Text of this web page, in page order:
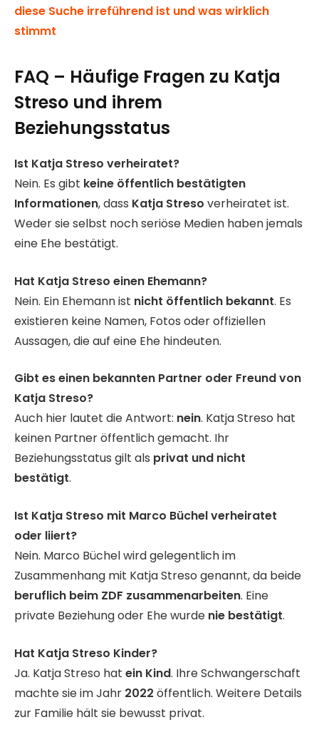
diese Suche irreführend ist und was wirklich
stimmt
FAQ – Häufige Fragen zu Katja
Streso und ihrem
Beziehungsstatus
Ist Katja Streso verheiratet?
Nein. Es gibt keine öffentlich bestätigten
Informationen, dass Katja Streso verheiratet ist.
Weder sie selbst noch seriöse Medien haben jemals
eine Ehe bestätigt.
Hat Katja Streso einen Ehemann?
Nein. Ein Ehemann ist nicht öffentlich bekannt. Es
existieren keine Namen, Fotos oder offiziellen
Aussagen, die auf eine Ehe hindeuten.
Gibt es einen bekannten Partner oder Freund von
Katja Streso?
Auch hier lautet die Antwort: nein. Katja Streso hat
keinen Partner öffentlich gemacht. Ihr
Beziehungsstatus gilt als privat und nicht
bestätigt.
Ist Katja Streso mit Marco Büchel verheiratet
oder liiert?
Nein. Marco Büchel wird gelegentlich im
Zusammenhang mit Katja Streso genannt, da beide
beruflich beim ZDF zusammenarbeiten. Eine
private Beziehung oder Ehe wurde nie bestätigt.
Hat Katja Streso Kinder?
Ja. Katja Streso hat ein Kind. Ihre Schwangerschaft
machte sie im Jahr 2022 öffentlich. Weitere Details
zur Familie hält sie bewusst privat.